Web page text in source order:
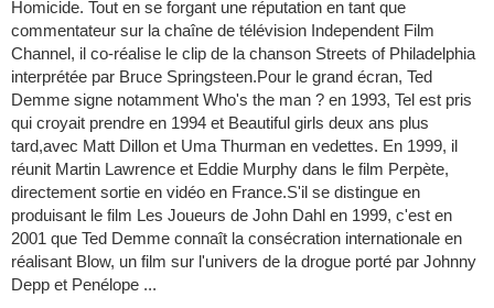
Homicide. Tout en se forgant une réputation en tant que
commentateur sur la chaîne de télévision Independent Film
Channel, il co-réalise le clip de la chanson Streets of Philadelphia
interprétée par Bruce Springsteen.Pour le grand écran, Ted
Demme signe notamment Who's the man ? en 1993, Tel est pris
qui croyait prendre en 1994 et Beautiful girls deux ans plus
tard,avec Matt Dillon et Uma Thurman en vedettes. En 1999, il
réunit Martin Lawrence et Eddie Murphy dans le film Perpète,
directement sortie en vidéo en France.S'il se distingue en
produisant le film Les Joueurs de John Dahl en 1999, c'est en
2001 que Ted Demme connaît la consécration internationale en
réalisant Blow, un film sur l'univers de la drogue porté par Johnny
Depp et Penélope ...